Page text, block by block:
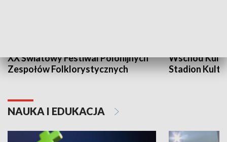
XX Światowy Festiwal Polonijnych
Zespołów Folklorystycznych
Wschód
Stadion
NAUKA I EDUKACJA